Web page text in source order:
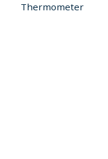
Thermometer